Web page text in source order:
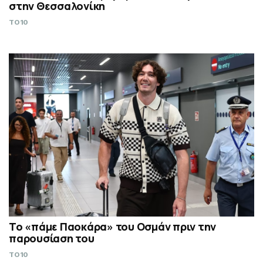
στην Θεσσαλονίκη
TO10
Το «πάμε Παοκάρα» του Οσμάν πριν την
παρουσίαση του
TO10